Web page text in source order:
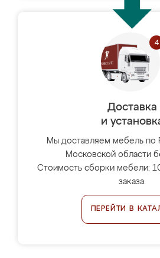
Доставка
и
Мы доставляем мебель по
Московской области
Стоимость сборки мебели:
заказа.
ПЕРЕЙТИ В